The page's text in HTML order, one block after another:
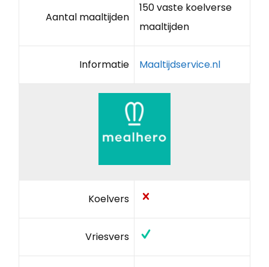
Aantal maaltijden
150 vaste koelverse
maaltijden
Informatie Maaltijdservice.nl
Koelvers
Vriesvers